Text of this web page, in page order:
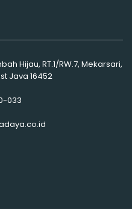
Hijau, RT.1/RW.7, Mekarsari,
Java 16452
033